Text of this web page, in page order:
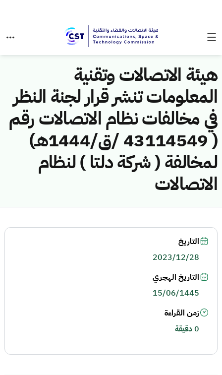
هيئة الاتصالات وتقنية
المعلومات تنشر قرار لجنة النظر
في مخالفات نظام الاتصالات رقم
( 43114549 /ق/1444هـ)
لمخالفة ( شركة دلتا ) لنظام
الاتصالات
التاريخ
2023/12/28
التاريخ الهجري
15/06/1445
زمن القراءة
0 دقيقة